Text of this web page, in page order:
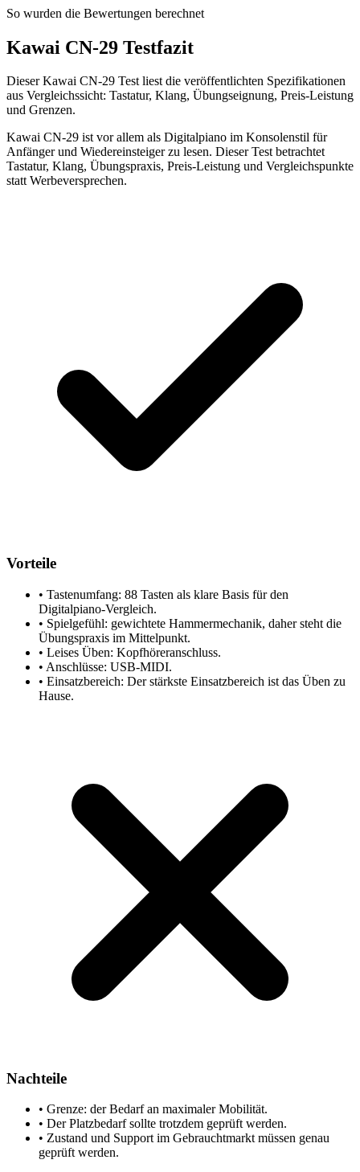
So wurden die Bewertungen berechnet
Kawai CN-29 Testfazit
Dieser Kawai CN-29 Test liest die veröffentlichten Spezifikationen
aus Vergleichssicht: Tastatur, Klang, Übungseignung, Preis-Leistung
und Grenzen.
Kawai CN-29 ist vor allem als Digitalpiano im Konsolenstil für
Anfänger und Wiedereinsteiger zu lesen. Dieser Test betrachtet
Tastatur, Klang, Übungspraxis, Preis-Leistung und Vergleichspunkte
statt Werbeversprechen.
Vorteile
• Tastenumfang: 88 Tasten als klare Basis für den
Digitalpiano-Vergleich.
• Spielgefühl: gewichtete Hammermechanik, daher steht die
Übungspraxis im Mittelpunkt.
• Leises Üben: Kopfhöreranschluss.
• Anschlüsse: USB-MIDI.
• Einsatzbereich: Der stärkste Einsatzbereich ist das Üben zu
Hause.
Nachteile
• Grenze: der Bedarf an maximaler Mobilität.
• Der Platzbedarf sollte trotzdem geprüft werden.
• Zustand und Support im Gebrauchtmarkt müssen genau
geprüft werden.